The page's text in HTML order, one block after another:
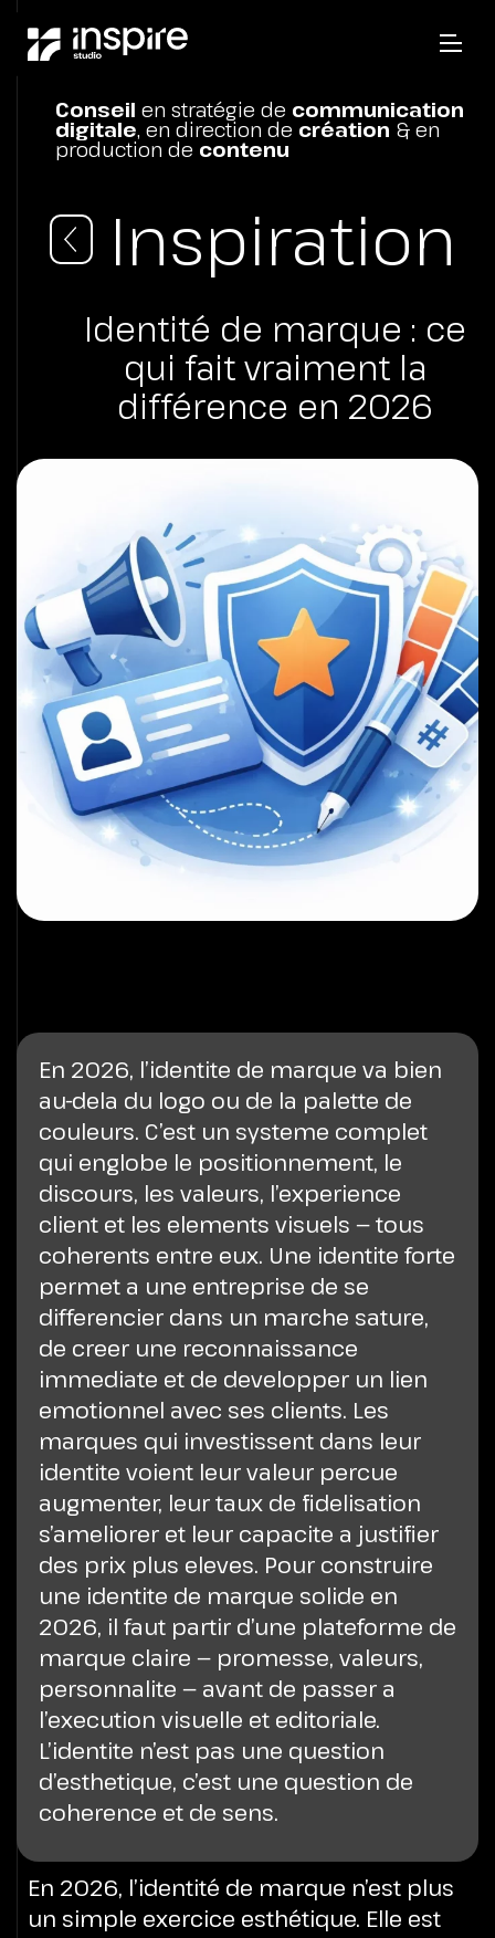
Conseil en stratégie de communication
digitale, en direction de création & en
production de contenu
Inspiration
Identité de marque : ce
qui fait vraiment la
différence en 2026
En 2026, l’identite de marque va bien
au-dela du logo ou de la palette de
couleurs. C’est un systeme complet
qui englobe le positionnement, le
discours, les valeurs, l’experience
client et les elements visuels — tous
coherents entre eux. Une identite forte
permet a une entreprise de se
differencier dans un marche sature,
de creer une reconnaissance
immediate et de developper un lien
emotionnel avec ses clients. Les
marques qui investissent dans leur
identite voient leur valeur percue
augmenter, leur taux de fidelisation
s’ameliorer et leur capacite a justifier
des prix plus eleves. Pour construire
une identite de marque solide en
2026, il faut partir d’une plateforme de
marque claire — promesse, valeurs,
personnalite — avant de passer a
l’execution visuelle et editoriale.
L’identite n’est pas une question
d’esthetique, c’est une question de
coherence et de sens.
En 2026, l’identité de marque n’est plus
un simple exercice esthétique. Elle est